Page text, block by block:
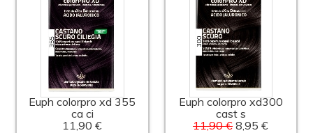
Euph colorpro xd 355
ca ci
11,90 €
Euph colorpro xd300
cast s
11,90 € 8,95 €